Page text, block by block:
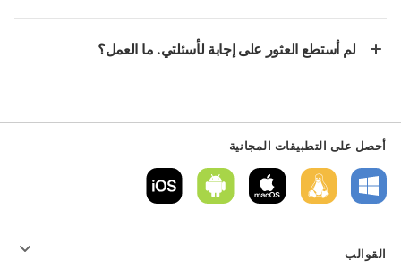
لم أستطع العثور على إجابة لأسئلتي. ما العمل؟
أحصل على التطبيقات المجانية
القوالب